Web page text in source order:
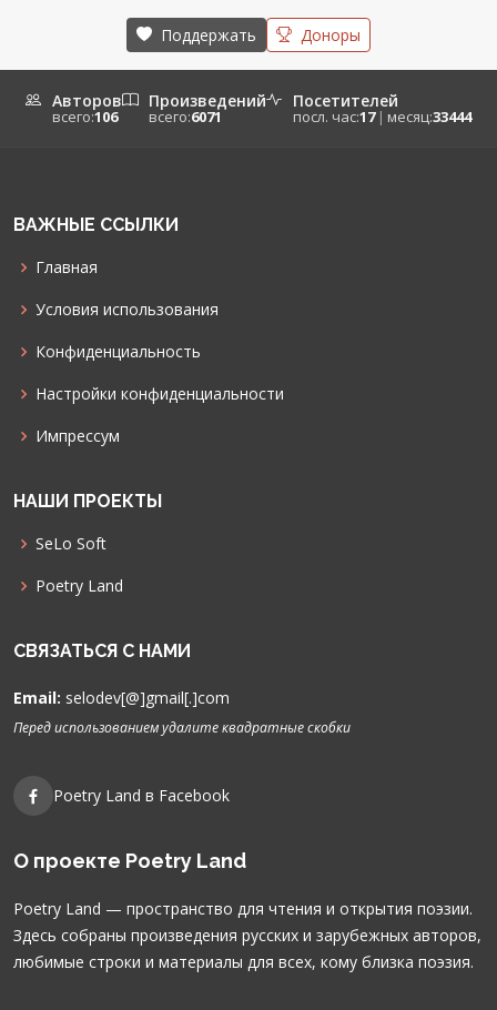
Поддержать Доноры
Авторов
всего:106
Произведений
всего:6071
Посетителей
посл. час:17 | месяц:33444
ВАЖНЫЕ ССЫЛКИ
Главная
Условия использования
Конфиденциальность
Настройки конфиденциальности
Импрессум
НАШИ ПРОЕКТЫ
SeLo Soft
Poetry Land
СВЯЗАТЬСЯ С НАМИ
Email: selodev[@]gmail[.]com
Перед использованием удалите квадратные скобки
Poetry Land в Facebook
О проекте Poetry Land
Poetry Land — пространство для чтения и открытия поэзии.
Здесь собраны произведения русских и зарубежных авторов,
любимые строки и материалы для всех, кому близка поэзия.